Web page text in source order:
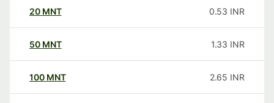
20 MNT 0.53 INR
50 MNT 1.33 INR
100 MNT 2.65 INR